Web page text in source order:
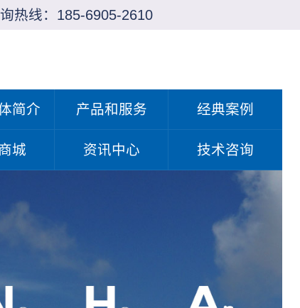
热线： 185-6905-2610
简介 产品和服务 经典案例
城 资讯中心 技术咨询